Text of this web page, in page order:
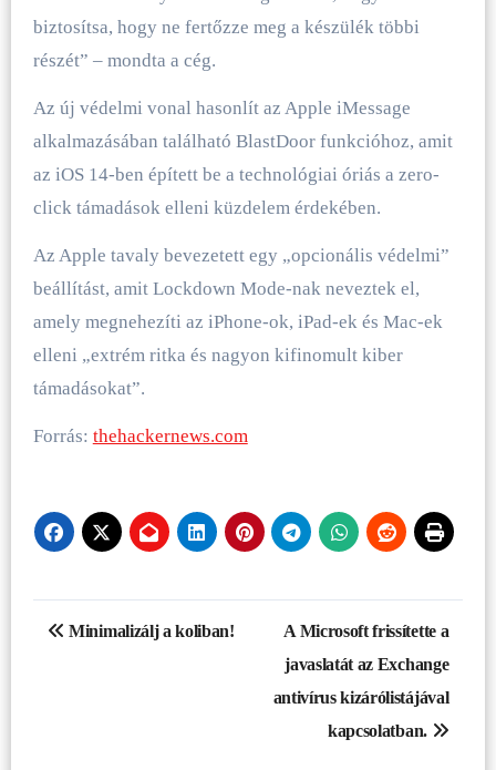
biztosítsa, hogy ne fertőzze meg a készülék többi
részét” – mondta a cég.
Az új védelmi vonal hasonlít az Apple iMessage
alkalmazásában található BlastDoor funkcióhoz, amit
az iOS 14-ben épített be a technológiai óriás a zero-
click támadások elleni küzdelem érdekében.
Az Apple tavaly bevezetett egy „opcionális védelmi”
beállítást, amit Lockdown Mode-nak neveztek el,
amely megnehezíti az iPhone-ok, iPad-ek és Mac-ek
elleni „extrém ritka és nagyon kifinomult kiber
támadásokat”.
Forrás: thehackernews.com
Bejegyzés
Minimalizálj a koliban!
A Microsoft frissítette a
javaslatát az Exchange
antivírus kizárólistájával
kapcsolatban.